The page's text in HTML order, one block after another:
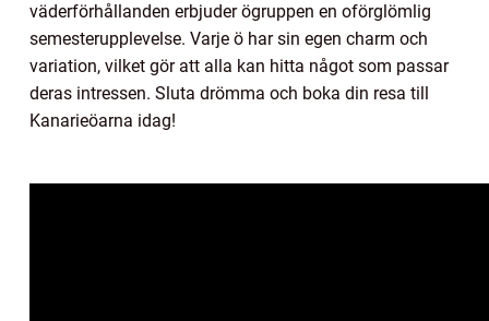
väderförhållanden erbjuder ögruppen en oförglömlig
semesterupplevelse. Varje ö har sin egen charm och
variation, vilket gör att alla kan hitta något som passar
deras intressen. Sluta drömma och boka din resa till
Kanarieöarna idag!